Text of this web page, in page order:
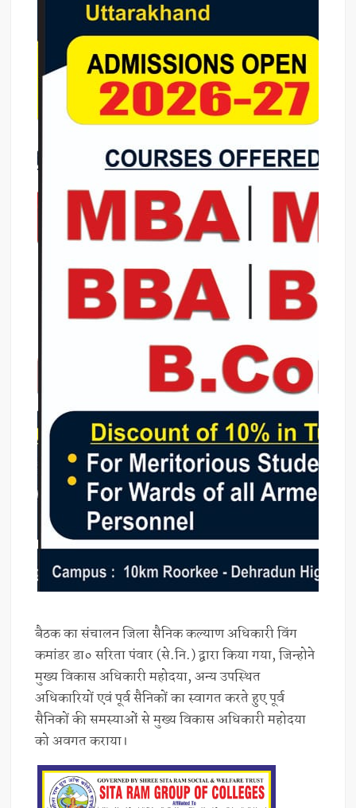
बैठक का संचालन जिला सैनिक कल्याण अधिकारी विंग
कमांडर डा० सरिता पंवार (से.नि.) द्वारा किया गया, जिन्होने
मुख्य विकास अधिकारी महोदया, अन्य उपस्थित
अधिकारियों एवं पूर्व सैनिकों का स्वागत करते हुए पूर्व
सैनिकों की समस्याओं से मुख्य विकास अधिकारी महोदया
को अवगत कराया।